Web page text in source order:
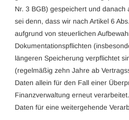
Nr. 3 BGB) gespeichert und
sei denn, dass wir nach Artikel 6
aufgrund von steuerlichen
Dokumentationspflichten
längeren Speicherung verpflichtet
(regelmäßig zehn Jahre ab
Daten allein für den Fall einer
Finanzverwaltung erneut
Daten für eine weitergehende